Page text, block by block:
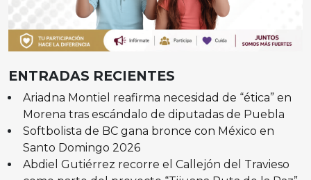
ENTRADAS RECIENTES
Ariadna Montiel reafirma necesidad de “ética” en
Morena tras escándalo de diputadas de Puebla
Softbolista de BC gana bronce con México en
Santo Domingo 2026
Abdiel Gutiérrez recorre el Callejón del Travieso